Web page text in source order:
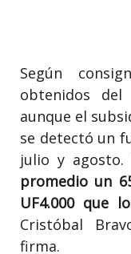
Según
obtenidos
aunque el
se detectó un
julio y agosto.
promedio un
UF4.000 que
Cristóbal
firma.